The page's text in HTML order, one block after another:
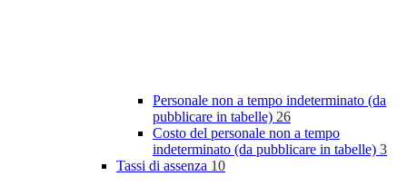
Personale non a tempo indeterminato (da
pubblicare in tabelle) 26
Costo del personale non a tempo
indeterminato (da pubblicare in tabelle) 3
Tassi di assenza 10